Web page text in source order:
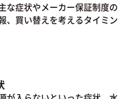
な症状やメーカー保証制度の
、買い替えを考えるタイミン